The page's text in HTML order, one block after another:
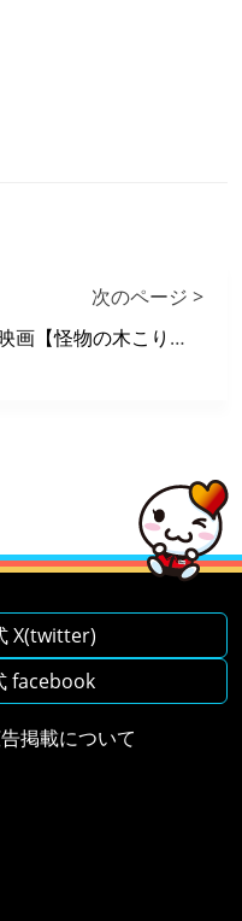
次のページ >
映画【怪物の木こり】 X 自遊空間 タイアップキャンペーン
X(twitter)
facebook
掲載について